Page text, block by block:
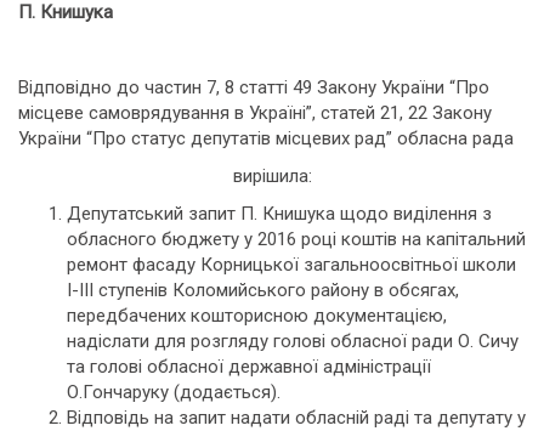
П. Книшука
Відповідно до частин 7, 8 статті 49 Закону України “Про
місцеве самоврядування в Україні”, статей 21, 22 Закону
України “Про статус депутатів місцевих рад” обласна рада
вирішила:
Депутатський запит П. Книшука щодо виділення з
обласного бюджету у 2016 році коштів на капітальний
ремонт фасаду Корницької загальноосвітньої школи
І-ІІІ ступенів Коломийського району в обсягах,
передбачених кошторисною документацією,
надіслати для розгляду голові обласної ради О. Сичу
та голові обласної державної адміністрації
О.Гончаруку (додається).
Відповідь на запит надати обласній раді та депутату у